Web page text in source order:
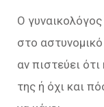
Ο
στο
αν πιστεύει
της ή όχι και